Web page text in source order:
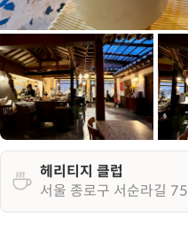
헤리티지 클럽
서울 종로구 서순라길 75